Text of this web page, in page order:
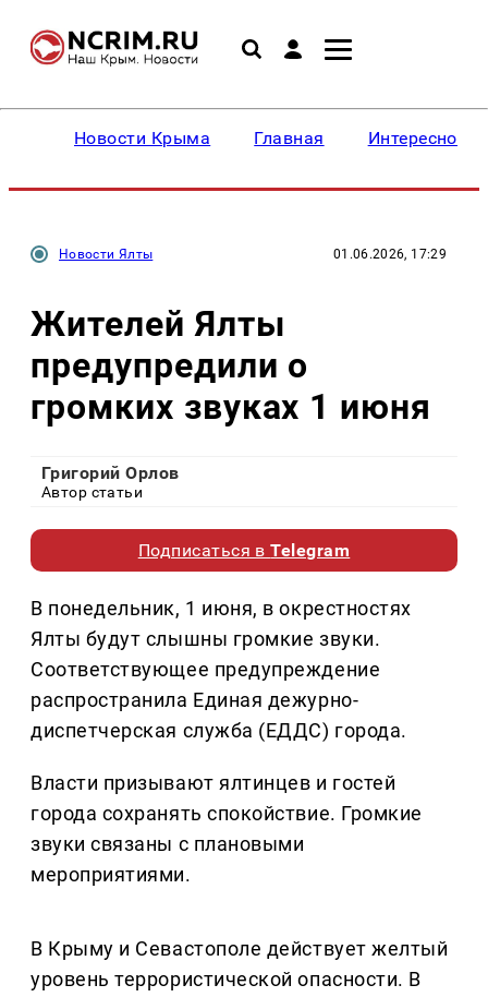
Новости Крыма Главная Интересное
Новости Ялты 01.06.2026, 17:29
Жителей Ялты
предупредили о
громких звуках 1 июня
Григорий Орлов
Автор статьи
Подписаться вTelegram
В понедельник, 1 июня, в окрестностях
Ялты будут слышны громкие звуки.
Соответствующее предупреждение
распространила Единая дежурно-
диспетчерская служба (ЕДДС) города.
Власти призывают ялтинцев и гостей
города сохранять спокойствие. Громкие
звуки связаны с плановыми
мероприятиями.
В Крыму и Севастополе действует желтый
уровень террористической опасности. В